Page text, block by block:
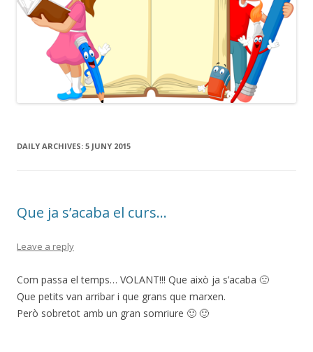
DAILY ARCHIVES: 5 JUNY 2015
Que ja s’acaba el curs…
Leave a reply
Com passa el temps… VOLANT!!! Que això ja s’acaba 🙁
Que petits van arribar i que grans que marxen.
Però sobretot amb un gran somriure 🙂 🙂